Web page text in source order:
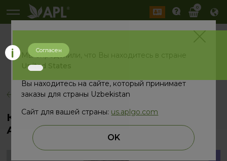
0
История
2026 год
назад
Компанию презентует Золотой
Амбассадор APL
Мы определили, что Вы находитесь в стране
United States
Вы находитесь на сайте, который принимает
заказы для страны Uzbekistan
Сайт для вашей страны: us.aplgo.com
OK
Согласен